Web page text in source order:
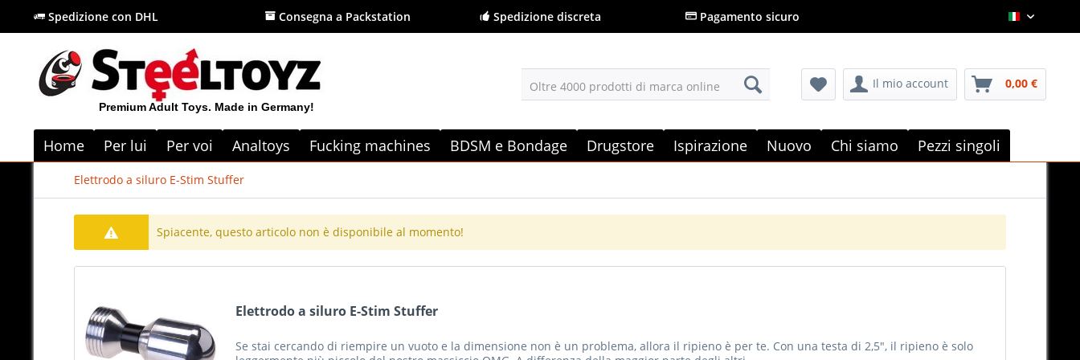
Spedizione con DHL Consegna a Packstation Spedizione discreta Pagamento sicuro Italian
Premium Adult Toys. Made in Germany!
Oltre 4000 prodotti di marca online Il mio account 0,00 €
Home Per lui Per voi Analtoys Fucking machines BDSM e Bondage Drugstore Ispirazione Nuovo Chi siamo Pezzi singoli
Elettrodo a siluro E-Stim Stuffer
Spiacente, questo articolo non è disponibile al momento!
Elettrodo a siluro E-Stim Stuffer
Se stai cercando di riempire un vuoto e la dimensione non è un problema, allora il ripieno è per te. Con una testa di 2,5", il ripieno è solo